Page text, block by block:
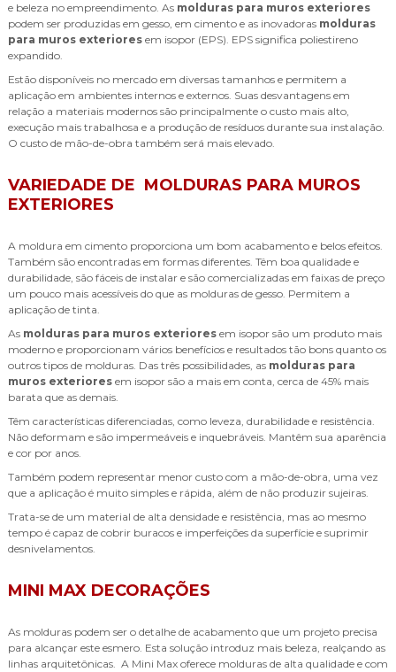
e beleza no empreendimento. As molduras para muros exteriores
podem ser produzidas em gesso, em cimento e as inovadoras molduras
para muros exteriores em isopor (EPS). EPS significa poliestireno
expandido.
Estão disponíveis no mercado em diversas tamanhos e permitem a
aplicação em ambientes internos e externos. Suas desvantagens em
relação a materiais modernos são principalmente o custo mais alto,
execução mais trabalhosa e a produção de resíduos durante sua instalação.
O custo de mão-de-obra também será mais elevado.
VARIEDADE DE MOLDURAS PARA MUROS
EXTERIORES
A moldura em cimento proporciona um bom acabamento e belos efeitos.
Também são encontradas em formas diferentes. Têm boa qualidade e
durabilidade, são fáceis de instalar e são comercializadas em faixas de preço
um pouco mais acessíveis do que as molduras de gesso. Permitem a
aplicação de tinta.
As molduras para muros exteriores em isopor são um produto mais
moderno e proporcionam vários benefícios e resultados tão bons quanto os
outros tipos de molduras. Das três possibilidades, as molduras para
muros exteriores em isopor são a mais em conta, cerca de 45% mais
barata que as demais.
Têm características diferenciadas, como leveza, durabilidade e resistência.
Não deformam e são impermeáveis e inquebráveis. Mantêm sua aparência
e cor por anos.
Também podem representar menor custo com a mão-de-obra, uma vez
que a aplicação é muito simples e rápida, além de não produzir sujeiras.
Trata-se de um material de alta densidade e resistência, mas ao mesmo
tempo é capaz de cobrir buracos e imperfeições da superfície e suprimir
desnivelamentos.
MINI MAX DECORAÇÕES
As molduras podem ser o detalhe de acabamento que um projeto precisa
para alcançar este esmero. Esta solução introduz mais beleza, realçando as
linhas arquitetônicas. A Mini Max oferece molduras de alta qualidade e com